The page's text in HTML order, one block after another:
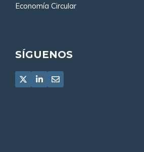
Economía Circular
SÍGUENOS